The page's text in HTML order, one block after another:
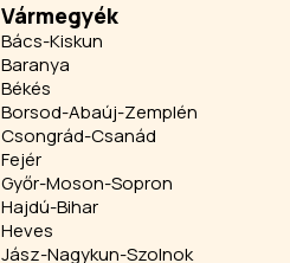
Vármegyék
Bács-Kiskun
Baranya
Békés
Borsod-Abaúj-Zemplén
Csongrád-Csanád
Fejér
Győr-Moson-Sopron
Hajdú-Bihar
Heves
Jász-Nagykun-Szolnok